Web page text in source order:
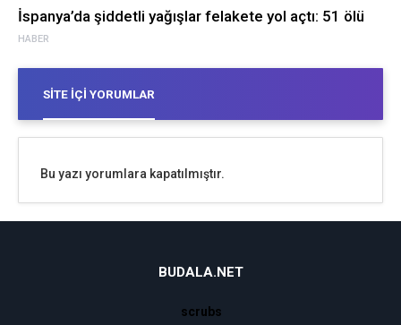
HABER
İspanya’da şiddetli yağışlar felakete yol açtı: 51 ölü
SITE İÇI YORUMLAR
Bu yazı yorumlara kapatılmıştır.
BUDALA.NET
scrubs